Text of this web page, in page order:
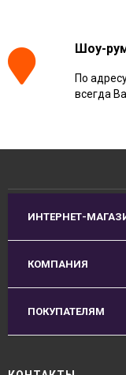
Шоу-
По
всегда
ИНТЕРНЕТ-
КОМПАНИЯ
ПОКУПАТЕЛЯМ